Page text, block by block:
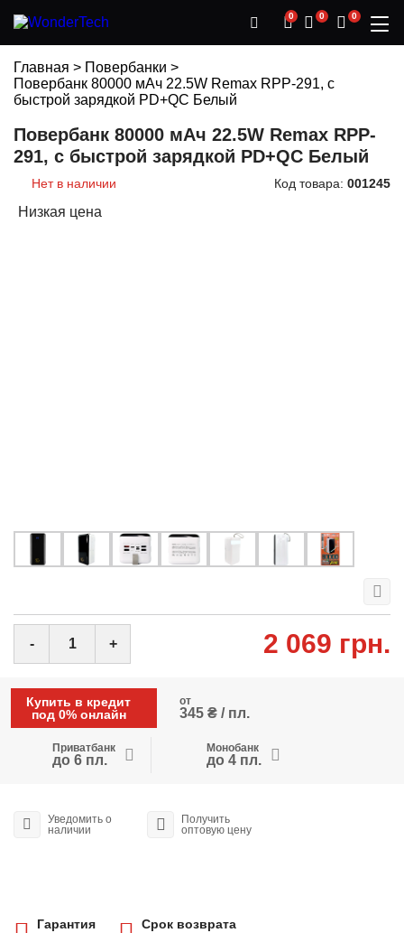
0 0 0
Главная > Повербанки >
Повербанк 80000 мАч 22.5W Remax RPP-291, с
быстрой зарядкой PD+QC Белый
Повербанк 80000 мАч 22.5W Remax RPP-
291, с быстрой зарядкой PD+QC Белый
Нет в наличии Код товара: 001245
Низкая цена
2 069 грн.
- +
Купить в кредит
под 0% онлайн
от
345 ₴ / пл.
Приватбанк
до 6 пл.
Монобанк
до 4 пл.
Уведомить о
наличии
Получить
оптовую цену
Гарантия
Срок возврата